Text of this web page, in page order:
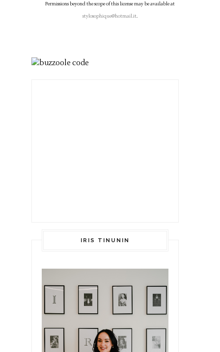
Permissions beyond the scope of this license may be available at
stylosophique@hotmail.it.
IRIS TINUNIN